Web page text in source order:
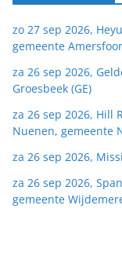
zo 27 sep 2026,
gemeente
za 26 sep 2026,
Groesbeek (GE)
za 26 sep 2026, Hill
Nuenen, gemeente
za 26 sep 2026,
za 26 sep 2026,
gemeente